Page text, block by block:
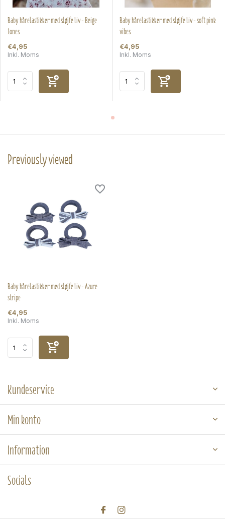
Baby hårelastikker med sløjfe Liv - Beige
tones
€4,95
Inkl. Moms
Baby hårelastikker med sløjfe Liv - soft pink
vibes
€4,95
Inkl. Moms
Previously viewed
Baby hårelastikker med sløjfe Liv - Azure
stripe
€4,95
Inkl. Moms
Kundeservice
Min konto
Information
Socials